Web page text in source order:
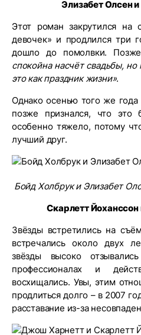
Элизабет Олсен
Этот роман закрутился на
девочек» и продлился три
дошло до помолвки.
спокойна насчёт свадьбы,
это как праздник жизни».
Однако осенью того же года
позже признался, что это
особенно тяжело, потому
лучший друг.
Бойд Холбрук и Элизабет
Скарлетт
Звёзды встретились на
встречались около двух
звёзды высоко
профессионалах и
восхищались. Увы, этим
продлиться долго – в 2007
расставание из-за